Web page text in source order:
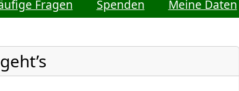
Fragen Spenden Meine Daten